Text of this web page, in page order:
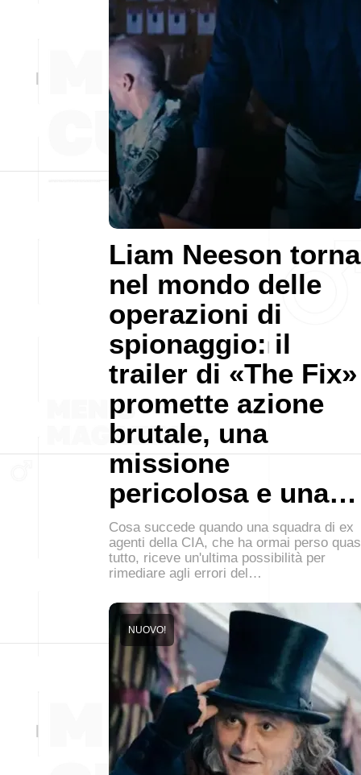
Liam Neeson torna
nel mondo delle
operazioni di
spionaggio: il
trailer di «The Fix»
promette azione
brutale, una
missione
pericolosa e una…
Cosa succede quando una squadra di ex
agenti della CIA, che ha ormai perso
tutto, riceve un'ultima possibilità per
rimediare agli errori del…
NUOVO!